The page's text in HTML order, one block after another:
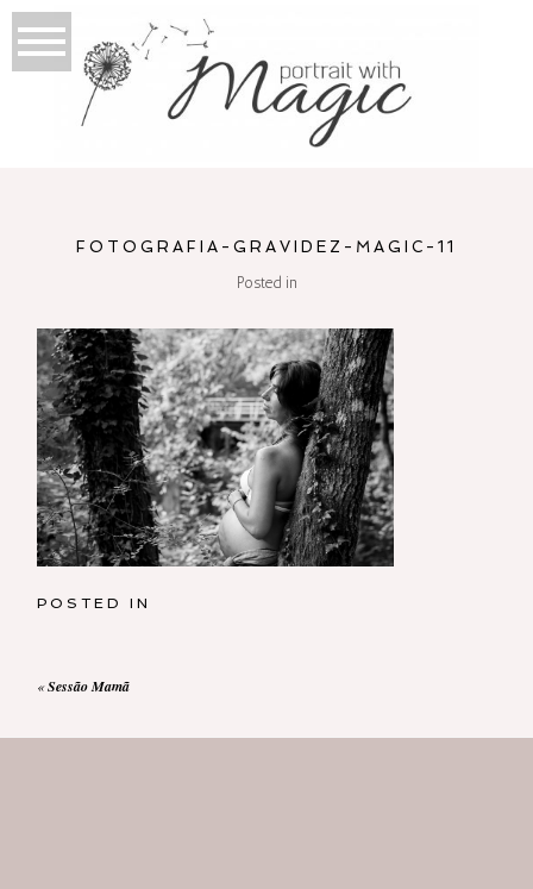
FOTOGRAFIA-GRAVIDEZ-MAGIC-11
Posted in
POSTED IN
«Sessão Mamã